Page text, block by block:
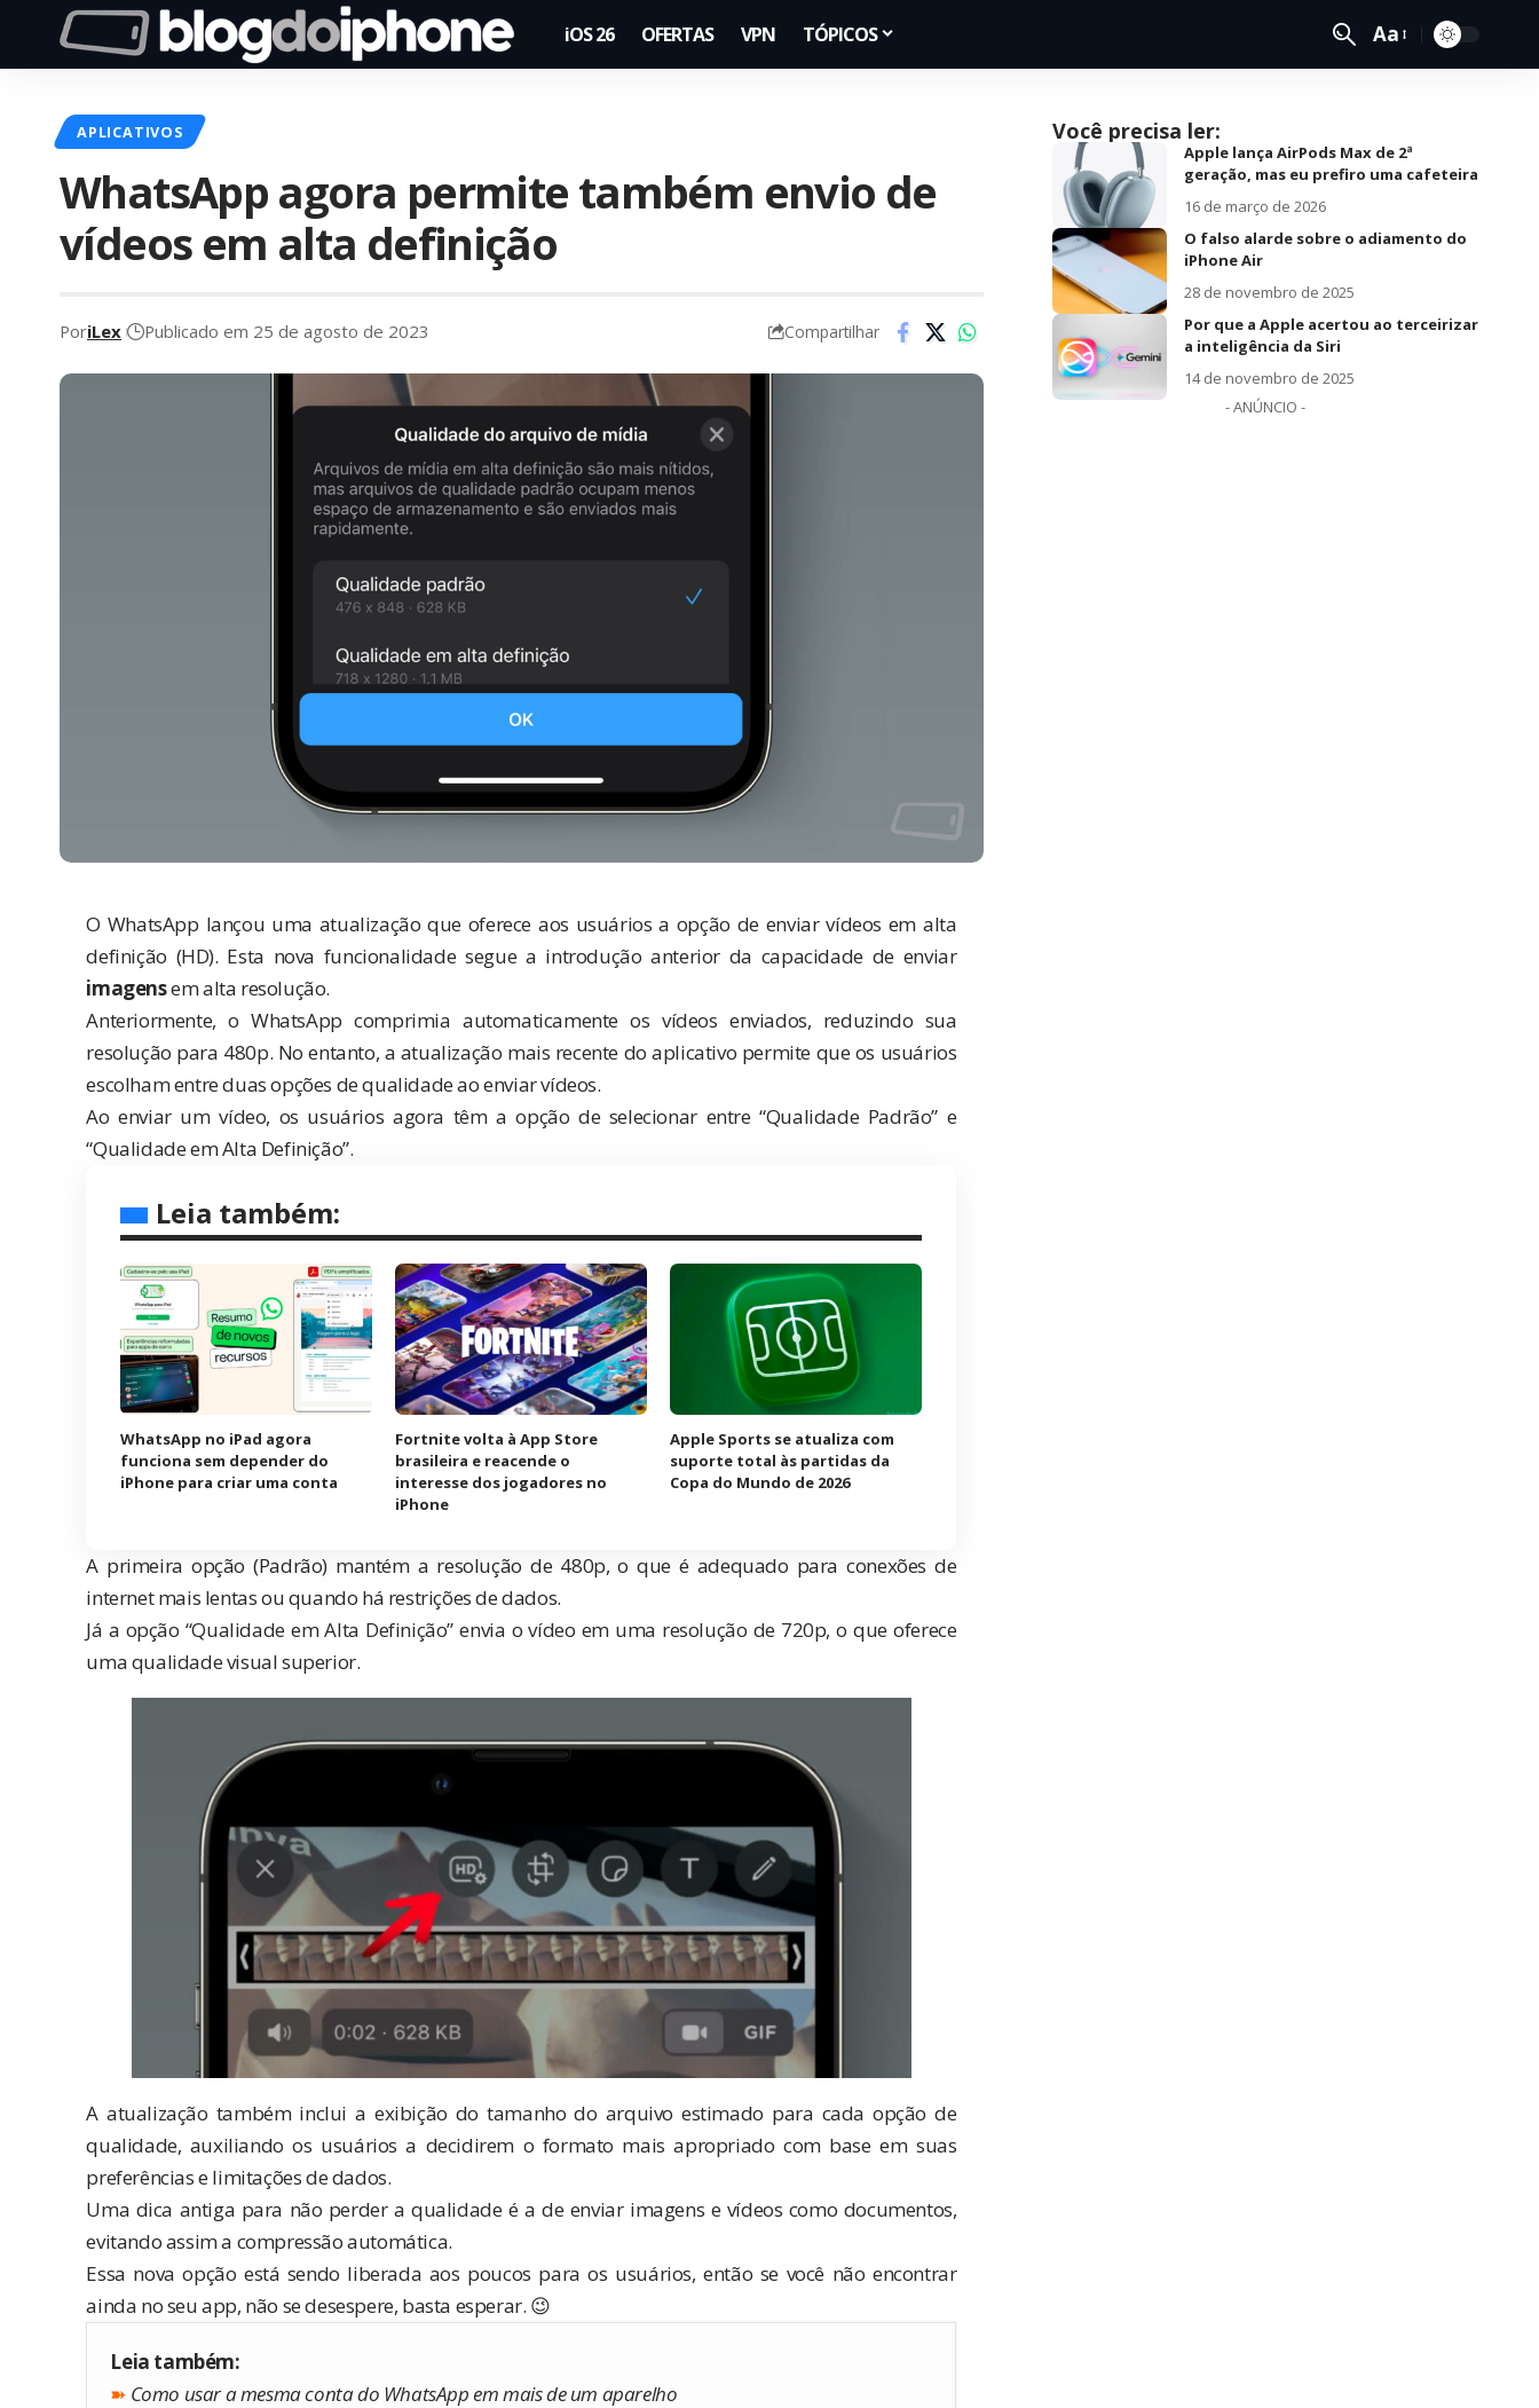
iOS 26 OFERTAS VPN TÓPICOS Aa
APLICATIVOS
WhatsApp agora permite também envio de
vídeos em alta definição
PoriLex Publicado em 25 de agosto de 2023 Compartilhar
O WhatsApp lançou uma atualização que oferece aos usuários a opção de enviar vídeos em alta
definição (HD). Esta nova funcionalidade segue a introdução anterior da capacidade de enviar
imagensem alta resolução.
Anteriormente, o WhatsApp comprimia automaticamente os vídeos enviados, reduzindo sua
resolução para 480p. No entanto, a atualização mais recente do aplicativo permite que os usuários
escolham entre duas opções de qualidade ao enviar vídeos.
Ao enviar um vídeo, os usuários agora têm a opção de selecionar entre “Qualidade Padrão” e
“Qualidade em Alta Definição”.
Leia também:
WhatsApp no iPad agora
funciona sem depender do
iPhone para criar uma conta
Fortnite volta à App Store
brasileira e reacende o
interesse dos jogadores no
iPhone
Apple Sports se atualiza com
suporte total às partidas da
Copa do Mundo de 2026
A primeira opção (Padrão) mantém a resolução de 480p, o que é adequado para conexões de
internet mais lentas ou quando há restrições de dados.
Já a opção “Qualidade em Alta Definição” envia o vídeo em uma resolução de 720p, o que oferece
uma qualidade visual superior.
A atualização também inclui a exibição do tamanho do arquivo estimado para cada opção de
qualidade, auxiliando os usuários a decidirem o formato mais apropriado com base em suas
preferências e limitações de dados.
Uma dica antiga para não perder a qualidade é a de enviar imagens e vídeos como documentos,
evitando assim a compressão automática.
Essa nova opção está sendo liberada aos poucos para os usuários, então se você não encontrar
ainda no seu app, não se desespere, basta esperar. 😉
Leia também:
➽ Como usar a mesma conta do WhatsApp em mais de um aparelho
Você precisa ler:
Apple lança AirPods Max de 2ª
geração, mas eu prefiro uma cafeteira
16 de março de 2026
O falso alarde sobre o adiamento do
iPhone Air
28 de novembro de 2025
Por que a Apple acertou ao terceirizar
a inteligência da Siri
14 de novembro de 2025
- ANÚNCIO -